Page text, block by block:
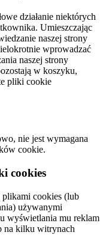
działanie niektórych
Umieszczając
naszej strony
wprowadzać
naszej strony
w koszyku,
pliki cookie
nie jest wymagana
cookie.
cookies
plikami cookies (lub
używanymi
wyświetlania mu reklam
na kilku witrynach